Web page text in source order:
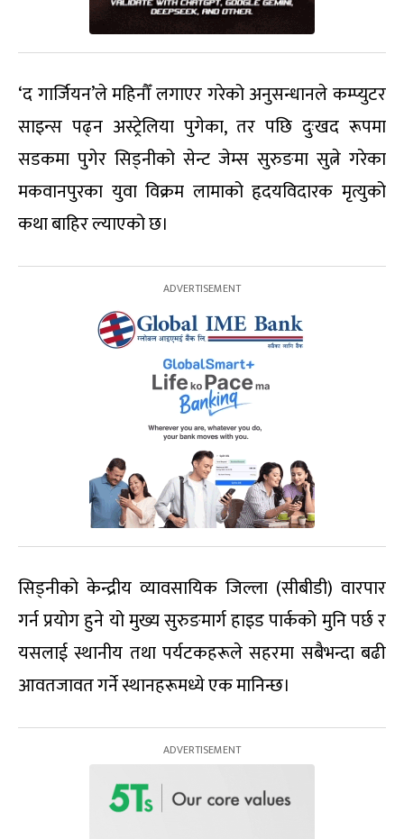
‘द गार्जियन’ले महिनौँ लगाएर गरेको अनुसन्धानले कम्प्युटर
साइन्स पढ्न अस्ट्रेलिया पुगेका, तर पछि दुःखद रूपमा
सडकमा पुगेर सिड्नीको सेन्ट जेम्स सुरुङमा सुत्ने गरेका
मकवानपुरका युवा विक्रम लामाको हृदयविदारक मृत्युको
कथा बाहिर ल्याएको छ।
सिड्नीको केन्द्रीय व्यावसायिक जिल्ला (सीबीडी) वारपार
गर्न प्रयोग हुने यो मुख्य सुरुङमार्ग हाइड पार्कको मुनि पर्छ र
यसलाई स्थानीय तथा पर्यटकहरूले सहरमा सबैभन्दा बढी
आवतजावत गर्ने स्थानहरूमध्ये एक मानिन्छ।